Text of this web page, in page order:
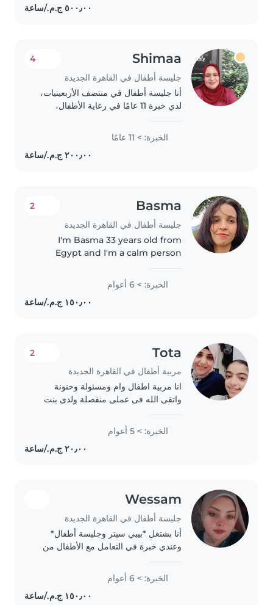
with pets and can assist..
Shimaa
جليسة أطفال في القاهرة الجديدة
4
أنا جليسة أطفال في منتصف الأربعينيات،
لدي خبرة 11 عامًا في رعاية الأطفال،
درجة بكالوريوس في الآداب، وأتمنى أن
أكون قادرة على مساعدتك في رعاية
الخبرة: > 11 عامًا
Basma
جليسة أطفال في القاهرة الجديدة
2
I'm Basma 33 years old from
Egypt and I'm a calm person
system-- I read alot about child
care and I can have good time
with them .. we can do so much
الخبرة: > 6 أعوام
Tota
مربية أطفال في القاهرة الجديدة
2
انا مربية اطفال وام ومسئولة وحنونة
واتقى الله فى عملى منفصلة ولدى بنت
معهم وتوفير لهم سبل الراحة بمرتب واحد
الخبرة: > 5 أعوام
Wessam
جليسة أطفال في القاهرة الجديدة
أنا بشتغل *بيبي سيتر وجليسة أطفال*
وعندي خبرة في التعامل مع الأطفال من
وصبر، وبخلي بالي من أكلهم ونومهم
ومذاكرتهم، وبهتم بسلامتهم طول الوقت.
الخبرة: > 6 أعوام